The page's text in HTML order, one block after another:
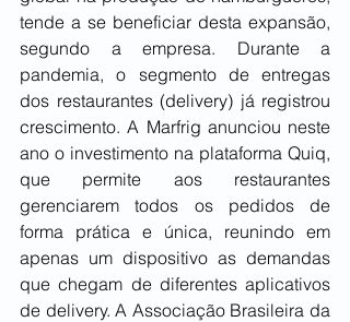
tende a se beneficiar desta expansão,
segundo a empresa. Durante a
pandemia, o segmento de entregas
dos restaurantes (delivery) já registrou
crescimento. A Marfrig anunciou neste
ano o investimento na plataforma Quiq,
que permite aos restaurantes
gerenciarem todos os pedidos de
forma prática e única, reunindo em
apenas um dispositivo as demandas
que chegam de diferentes aplicativos
de delivery. A Associação Brasileira da